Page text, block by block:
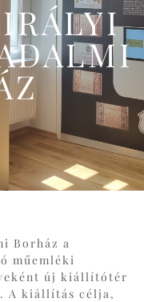
Borház a
műemléki
új kiállítótér
A kiállítás célja,